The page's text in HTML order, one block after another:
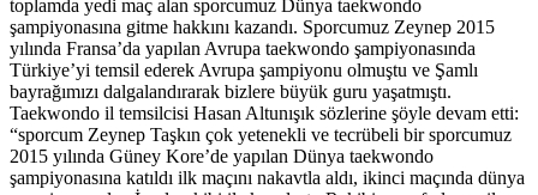
toplamda yedi maç alan sporcumuz Dünya taekwondo
şampiyonasına gitme hakkını kazandı. Sporcumuz Zeynep 2015
yılında Fransa’da yapılan Avrupa taekwondo şampiyonasında
Türkiye’yi temsil ederek Avrupa şampiyonu olmuştu ve Şamlı
bayrağımızı dalgalandırarak bizlere büyük guru yaşatmıştı.
Taekwondo il temsilcisi Hasan Altunışık sözlerine şöyle devam etti:
“sporcum Zeynep Taşkın çok yetenekli ve tecrübeli bir sporcumuz
2015 yılında Güney Kore’de yapılan Dünya taekwondo
şampiyonasına katıldı ilk maçını nakavtla aldı, ikinci maçında dünya